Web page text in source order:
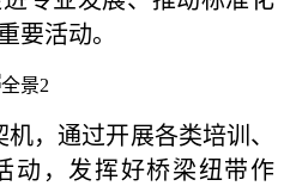
要活动。
，通过开展各类培训、
动，发挥好桥梁纽带作